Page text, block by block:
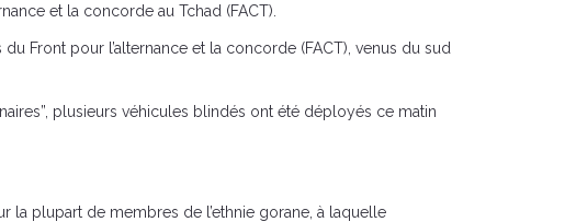
et la concorde au Tchad (FACT).
Front pour l’alternance et la concorde (FACT), venus du sud
plusieurs véhicules blindés ont été déployés ce matin
la plupart de membres de l’ethnie gorane, à laquelle